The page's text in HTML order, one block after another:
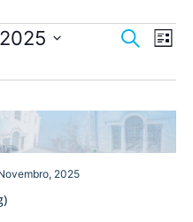
de
e
Pesquisar
de
Lista
2025